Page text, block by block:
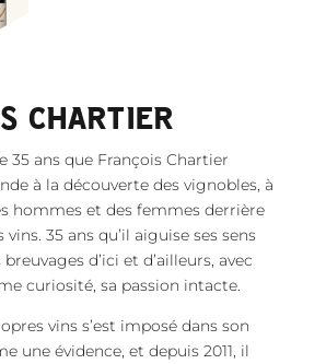
CHARTIER
35 ans que François Chartier
à la découverte des vignobles, à
hommes et des femmes derrière
vins. 35 ans qu’il aiguise ses sens
d’ici et d’ailleurs, avec
curiosité, sa passion intacte.
vins s’est imposé dans son
une évidence, et depuis 2011, il